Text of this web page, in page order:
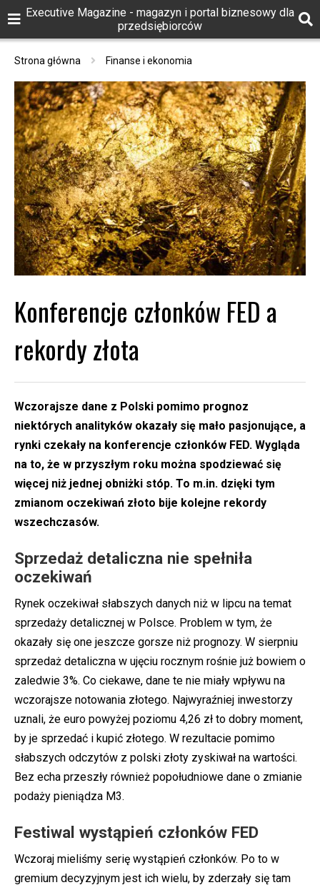
Executive Magazine - magazyn i portal biznesowy dla
przedsiębiorców
Strona główna Finanse i ekonomia
Konferencje członków FED a
rekordy złota
Wczorajsze dane z Polski pomimo prognoz
niektórych analityków okazały się mało pasjonujące, a
rynki czekały na konferencje członków FED. Wygląda
na to, że w przyszłym roku można spodziewać się
więcej niż jednej obniżki stóp. To m.in. dzięki tym
zmianom oczekiwań złoto bije kolejne rekordy
wszechczasów.
Sprzedaż detaliczna nie spełniła
oczekiwań
Rynek oczekiwał słabszych danych niż w lipcu na temat
sprzedaży detalicznej w Polsce. Problem w tym, że
okazały się one jeszcze gorsze niż prognozy. W sierpniu
sprzedaż detaliczna w ujęciu rocznym rośnie już bowiem o
zaledwie 3%. Co ciekawe, dane te nie miały wpływu na
wczorajsze notowania złotego. Najwyraźniej inwestorzy
uznali, że euro powyżej poziomu 4,26 zł to dobry moment,
by je sprzedać i kupić złotego. W rezultacie pomimo
słabszych odczytów z polski złoty zyskiwał na wartości.
Bez echa przeszły również popołudniowe dane o zmianie
podaży pieniądza M3.
Festiwal wystąpień członków FED
Wczoraj mieliśmy serię wystąpień członków. Po to w
gremium decyzyjnym jest ich wielu, by zderzały się tam